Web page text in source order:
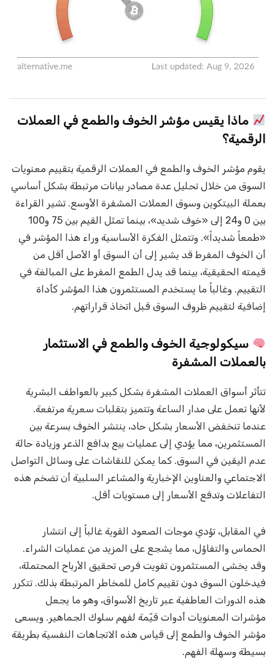
ماذا يقيس مؤشر الخوف والطمع في العملات
الرقمية؟
يقوم مؤشر الخوف والطمع في العملات الرقمية بتقييم معنويات
السوق من خلال تحليل عدة مصادر بيانات مرتبطة بشكل أساسي
بعملة البيتكوين وسوق العملات المشفرة الأوسع. تشير القراءة
بين 0 و24 إلى «خوف شديد»، بينما تمثل القيم بين 75 و100
«طمعاً شديداً». وتتمثل الفكرة الأساسية وراء هذا المؤشر في
أن الخوف المفرط قد يشير إلى أن السوق أو الأصل أقل من
قيمته الحقيقية، بينما قد يدل الطمع المفرط على المبالغة في
التقييم. وغالباً ما يستخدم المستثمرون هذا المؤشر كأداة
إضافية لتقييم ظروف السوق قبل اتخاذ قراراتهم.
سيكولوجية الخوف والطمع في الاستثمار
بالعملات المشفرة
تتأثر أسواق العملات المشفرة بشكل كبير بالعواطف البشرية
لأنها تعمل على مدار الساعة وتتميز بتقلبات سعرية مرتفعة.
عندما تنخفض الأسعار بشكل حاد، ينتشر الخوف بسرعة بين
المستثمرين، مما يؤدي إلى عمليات بيع بدافع الذعر وزيادة حالة
عدم اليقين في السوق. كما يمكن للنقاشات على وسائل التواصل
الاجتماعي والعناوين الإخبارية والمشاعر السلبية أن تضخم هذه
التفاعلات وتدفع الأسعار إلى مستويات أقل.
في المقابل، تؤدي موجات الصعود القوية غالباً إلى انتشار
الحماس والتفاؤل، مما يشجع على المزيد من عمليات الشراء.
وقد يخشى المستثمرون تفويت فرص تحقيق الأرباح المحتملة،
فيدخلون السوق دون تقييم كامل للمخاطر المرتبطة بذلك. تتكرر
هذه الدورات العاطفية عبر تاريخ الأسواق، وهو ما يجعل
مؤشرات المعنويات أدوات قيّمة لفهم سلوك الجماهير. ويسعى
مؤشر الخوف والطمع إلى قياس هذه الاتجاهات النفسية بطريقة
بسيطة وسهلة الفهم.